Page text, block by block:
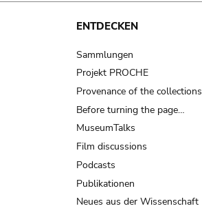
ENTDECKEN
Sammlungen
Projekt PROCHE
Provenance of the collections
Before turning the page…
MuseumTalks
Film discussions
Podcasts
Publikationen
Neues aus der Wissenschaft